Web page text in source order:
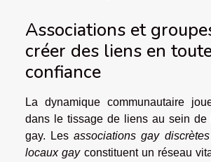
Associations et
créer des liens en
confiance
La dynamique communautaire
dans le tissage de liens au sein de
gay. Lesassociations gay discrètes
locaux gayconstituent un réseau